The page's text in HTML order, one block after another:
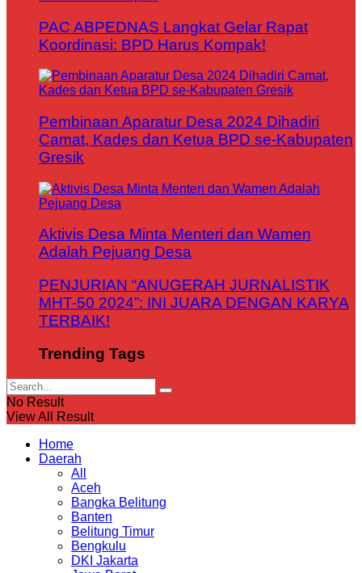
PAC ABPEDNAS Langkat Gelar Rapat
Koordinasi: BPD Harus Kompak!
Pembinaan Aparatur Desa 2024 Dihadiri
Camat, Kades dan Ketua BPD se-Kabupaten
Gresik
Aktivis Desa Minta Menteri dan Wamen
Adalah Pejuang Desa
PENJURIAN “ANUGERAH JURNALISTIK
MHT-50 2024”: INI JUARA DENGAN KARYA
TERBAIK!
Trending Tags
No Result
View All Result
Home
Daerah
All
Aceh
Bangka Belitung
Banten
Belitung Timur
Bengkulu
DKI Jakarta